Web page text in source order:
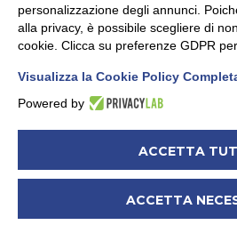
Facilitazione
Formazione
Modifica preferenze Cookie
Mappa del Sito
personalizzazione degli annunci.
alla privacy, è possibile scegliere di
cookie. Clicca su preferenze GDPR
Visualizza la Cookie Policy
Powered by
ACCETTA
ACCETTA